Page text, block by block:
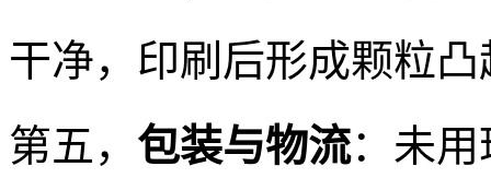
干净，印刷后形成颗粒
第五， 包装与物流：未用